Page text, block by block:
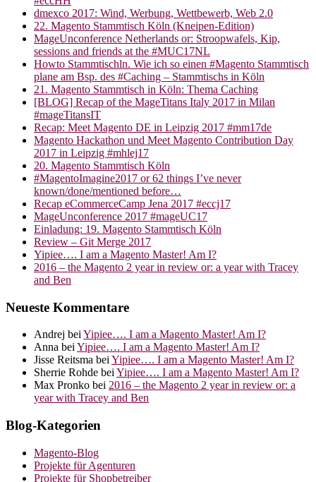
dmexco 2017: Wind, Werbung, Wettbewerb, Web 2.0
22. Magento Stammtisch Köln (Kneipen-Edition)
MageUnconference Netherlands or: Stroopwafels, Kip,
sessions and friends at the #MUC17NL
Howto Stammtischln. Wie ich so einen #Magento Stammtisch
plane am Bsp. des #Caching – Stammtischs in Köln
21. Magento Stammtisch in Köln: Thema Caching
[BLOG] Recap of the MageTitans Italy 2017 in Milan
#mageTitansIT
Recap: Meet Magento DE in Leipzig 2017 #mm17de
Magento Hackathon und Meet Magento Contribution Day
2017 in Leipzig #mhlej17
20. Magento Stammtisch Köln
#MagentoImagine2017 or 62 things I’ve never
known/done/mentioned before…
Recap eCommerceCamp Jena 2017 #eccj17
MageUnconference 2017 #mageUC17
Einladung: 19. Magento Stammtisch Köln
Review – Git Merge 2017
Yipiee…. I am a Magento Master! Am I?
2016 – the Magento 2 year in review or: a year with Tracey
and Ben
Neueste Kommentare
Andrej beiYipiee…. I am a Magento Master! Am I?
Anna beiYipiee…. I am a Magento Master! Am I?
Jisse Reitsma beiYipiee…. I am a Magento Master! Am I?
Sherrie Rohde beiYipiee…. I am a Magento Master! Am I?
Max Pronko bei 2016 – the Magento 2 year in review or: a
year with Tracey and Ben
Blog-Kategorien
Magento-Blog
Projekte für Agenturen
Projekte für Shopbetreiber